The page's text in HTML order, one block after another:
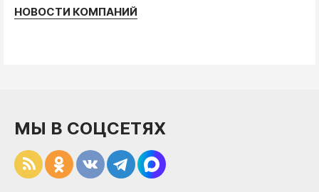
НОВОСТИ КОМПАНИЙ
МЫ В СОЦСЕТЯХ